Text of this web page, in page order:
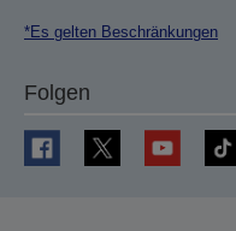
*Es gelten Beschränkungen
Folgen